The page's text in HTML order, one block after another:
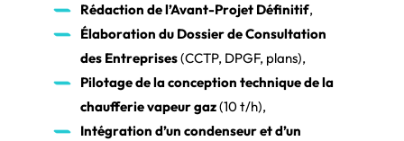
Rédaction de l’Avant-Projet Définitif,
Élaboration du Dossier de Consultation
des Entreprises(CCTP, DPGF, plans),
Pilotage de la conception technique de la
chaufferie vapeur gaz(10 t/h),
Intégration d’un condenseur et d’un